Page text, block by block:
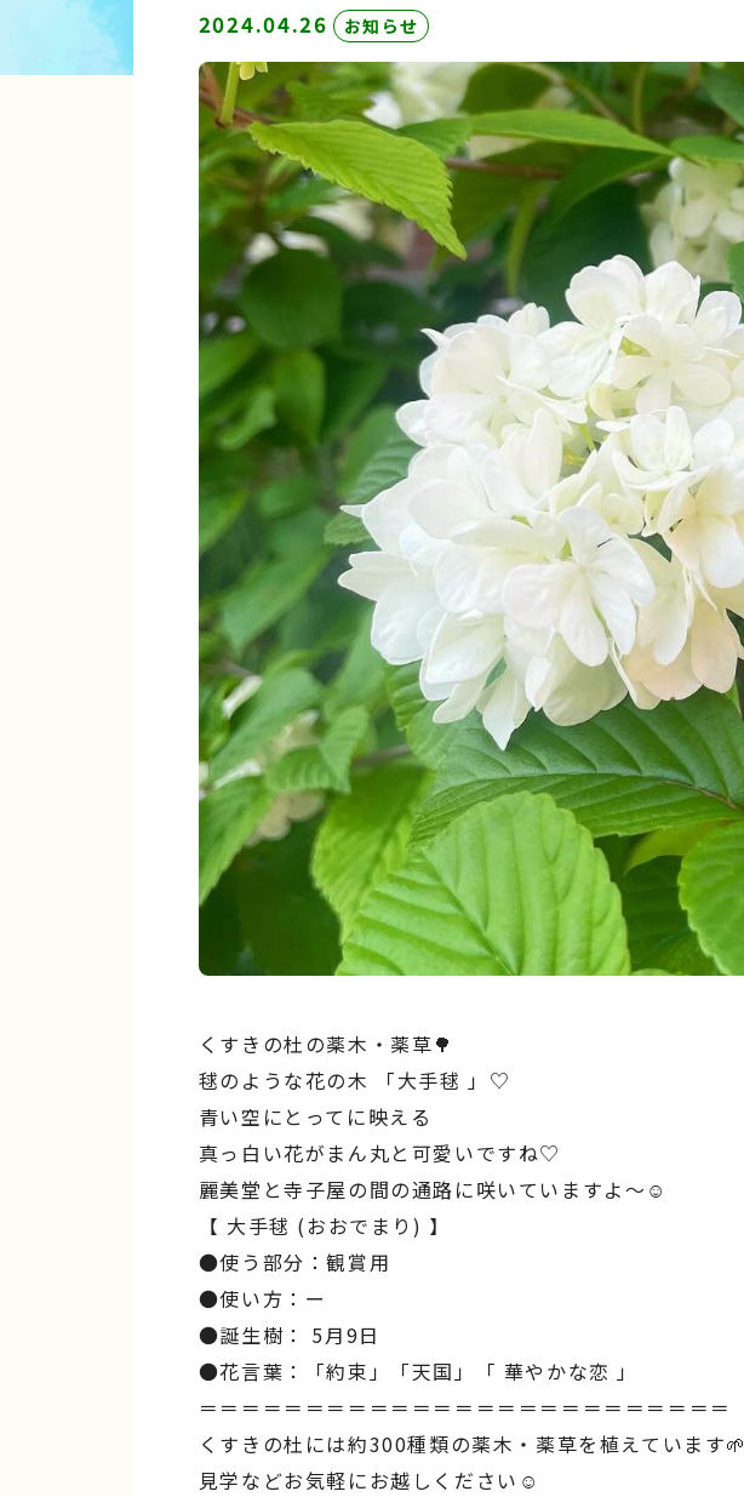
2024.04.26 お知らせ
くすきの杜の薬木・薬草🌳
毬のような花の木 「大手毬 」♡
︎青い空にとってに映える
真っ白い花がまん丸と可愛いですね♡
麗美堂と寺子屋の間の通路に咲いていますよ～☺︎
【 大手毬 (おおでまり) 】
●使う部分：観賞用
●使い方：ー
●誕生樹： 5月9日
●花言葉：「約束」「天国」「 華やかな恋 」
＝＝＝＝＝＝＝＝＝＝＝＝＝＝＝＝＝＝＝＝＝＝＝＝＝
くすきの杜には約300種類の薬木・薬草を植えています🌱
見学などお気軽にお越しください☺︎